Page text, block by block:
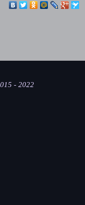
- 2022